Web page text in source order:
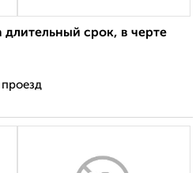
срок, в черте